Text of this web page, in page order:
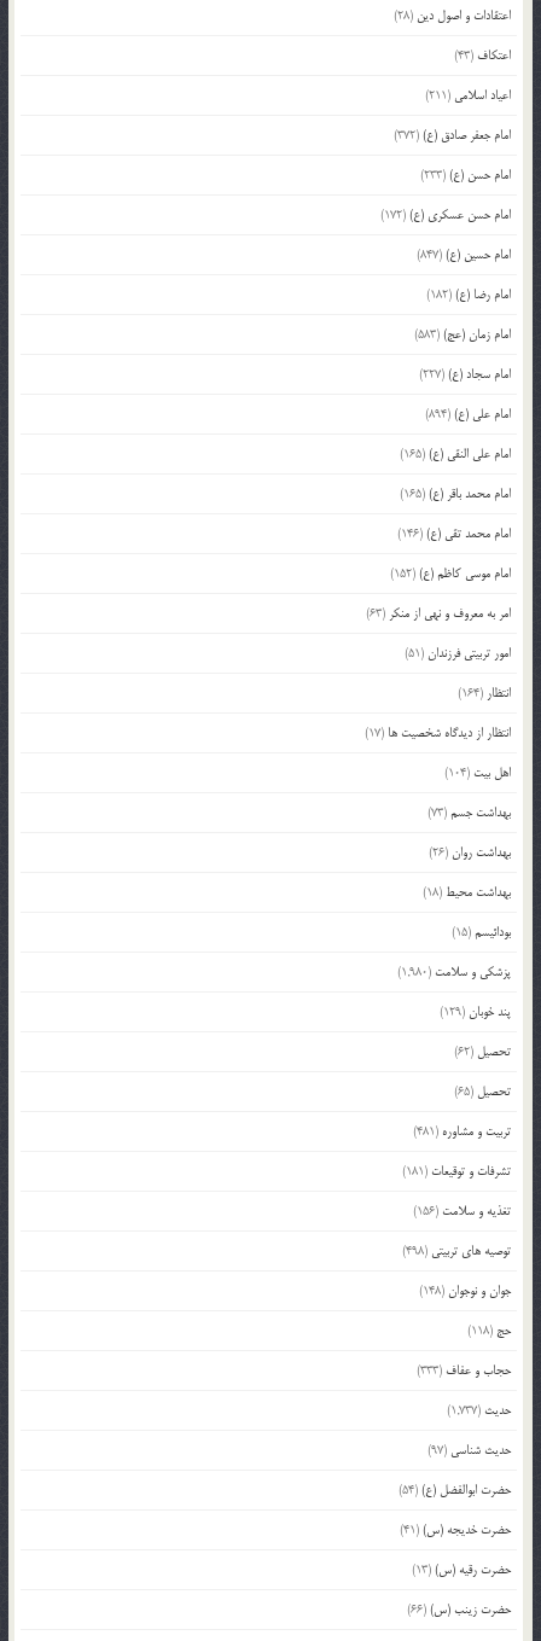
اعتقادات و اصول دین (28)
اعتکاف (43)
اعیاد اسلامی (211)
امام جعفر صادق (ع)(372)
امام حسن (ع)(233)
امام حسن عسکری (ع)(172)
امام حسین (ع)(847)
امام رضا (ع)(182)
امام زمان (عج)(583)
امام سجاد (ع)(227)
امام علی (ع)(894)
امام علی النقی (ع)(165)
امام محمد باقر (ع)(165)
امام محمد تقی (ع)(146)
امام موسی کاظم (ع)(152)
امر به معروف و نهی از منکر (63)
امور تربیتی فرزندان(51)
انتظار (164)
انتظار از دیدگاه شخصیت ها (17)
اهل بیت (104)
بهداشت جسم(73)
بهداشت روان(26)
بهداشت محیط (18)
بودائیسم(15)
پزشکی و سلامت (1,980)
پند خوبان(129)
تحصیل (62)
تحصیل (65)
تربیت و مشاوره (481)
تشرفات و توقیعات (181)
تغذیه و سلامت (156)
توصیه های تربیتی (498)
جوان و نوجوان(148)
حج (118)
حجاب و عفاف (333)
حدیث (1,737)
حدیث شناسی (97)
حضرت ابوالفضل (ع)(54)
حضرت خدیجه (س)(41)
حضرت رقیه (س)(13)
حضرت زینب (س)(66)